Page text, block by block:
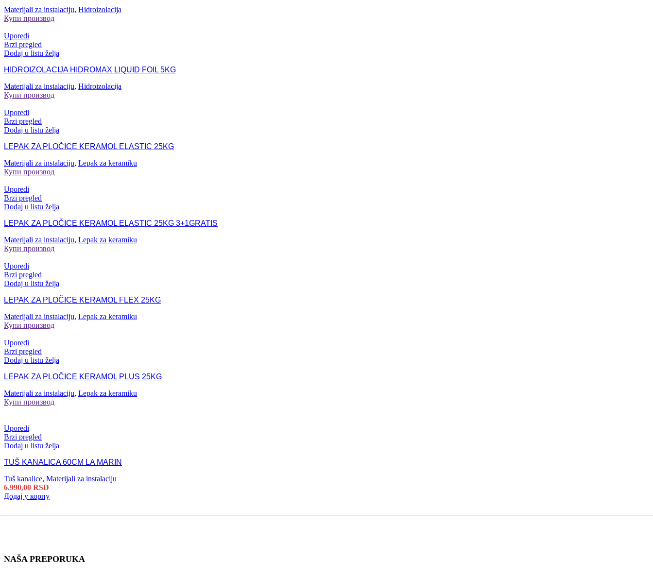
Materijali za instalaciju, Hidroizolacija
Купи производ
Uporedi
Brzi pregled
Dodaj u listu želja
HIDROIZOLACIJA HIDROMAX LIQUID FOIL 5KG
Materijali za instalaciju, Hidroizolacija
Купи производ
Uporedi
Brzi pregled
Dodaj u listu želja
LEPAK ZA PLOČICE KERAMOL ELASTIC 25KG
Materijali za instalaciju, Lepak za keramiku
Купи производ
Uporedi
Brzi pregled
Dodaj u listu želja
LEPAK ZA PLOČICE KERAMOL ELASTIC 25KG 3+1GRATIS
Materijali za instalaciju, Lepak za keramiku
Купи производ
Uporedi
Brzi pregled
Dodaj u listu želja
LEPAK ZA PLOČICE KERAMOL FLEX 25KG
Materijali za instalaciju, Lepak za keramiku
Купи производ
Uporedi
Brzi pregled
Dodaj u listu želja
LEPAK ZA PLOČICE KERAMOL PLUS 25KG
Materijali za instalaciju, Lepak za keramiku
Купи производ
Uporedi
Brzi pregled
Dodaj u listu želja
TUŠ KANALICA 60CM LA MARIN
Tuš kanalice, Materijali za instalaciju
6.990,00 RSD
Додај у корпу
NAŠA PREPORUKA